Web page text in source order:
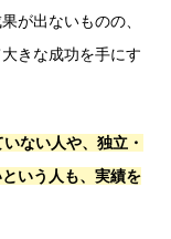
が出ないものの、
きな成功を手にす
ない人や、独立・
いう人も、実績を